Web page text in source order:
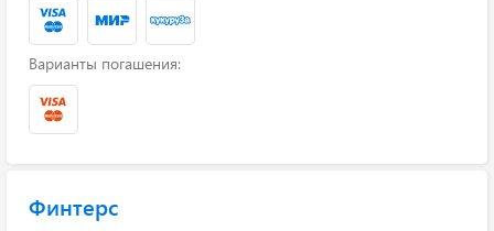
Варианты погашения:
Финтерс